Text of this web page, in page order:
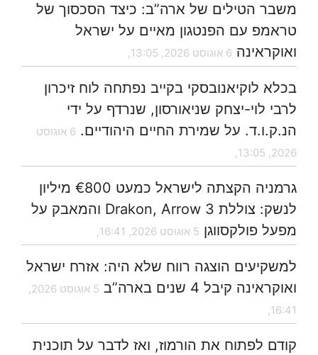
משבר הטילים של ארה”ב: כיצד הסכסוך של
טראמפ עם הפנטגון מאיים על ישראל
ואוקראינה 6 אוגוסט 2026, 13:05,
בכלא לוקיאנובסקי בקייב נפתחה לוח זיכרון
לרבי לוי-יצחק שניאורסון, שנרדף על ידי
הנ.ק.ו.ד. על שמירת החיים היהודיים.
6 אוגוסט
2026, 13:05,
גרמניה הקצתה לישראל כמעט €800 מיליון
לנשק: צוללת Drakon, Arrow 3 והמאבק על
מפעל פולקסווגן 5 אוגוסט 2026, 16:41,
למשקיעים הוצגה רווח שלא היה: אזרח ישראל
ואוקראינה קיבל 4 שנים בארה”ב
5 אוגוסט 2026,
16:41,
קודם לפתוח את הורמוז, ואז לדבר על תוכנית